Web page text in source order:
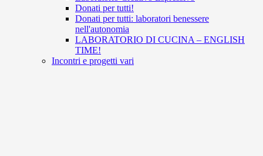
Donati per tutti!
Donati per tutti: laboratori benessere
nell'autonomia
LABORATORIO DI CUCINA – ENGLISH
TIME!
Incontri e progetti vari